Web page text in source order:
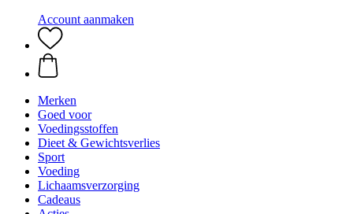
Account aanmaken
Merken
Goed voor
Voedingsstoffen
Dieet & Gewichtsverlies
Sport
Voeding
Lichaamsverzorging
Cadeaus